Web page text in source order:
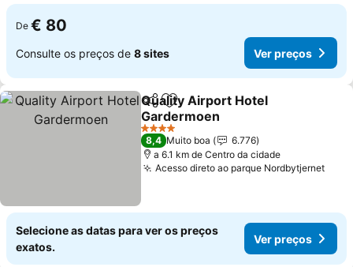
De € 80
Consulte os preços de 8 sites Ver preços
PartilharAdicionar aos favoritos
Quality Airport Hotel
Gardermoen
4 Estrelas
8,4 Muito boa
6.776
a 6.1 km de Centro da cidade
Acesso direto ao parque Nordbytjernet
Selecione as datas para ver os preços
exatos.
Ver preços